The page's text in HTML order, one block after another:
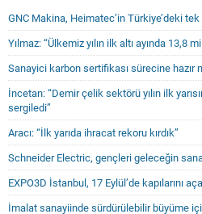
GNC Makina, Heimatec’in Türkiye’deki
Yılmaz: “Ülkemiz yılın ilk altı ayında 13,8
Sanayici karbon sertifikası sürecine hazır
İncetan: “Demir çelik sektörü yılın ilk
sergiledi”
Aracı: “İlk yarıda ihracat rekoru kırdık”
Schneider Electric, gençleri geleceğin
EXPO3D İstanbul, 17 Eylül’de kapılarını
İmalat sanayiinde sürdürülebilir büyüme